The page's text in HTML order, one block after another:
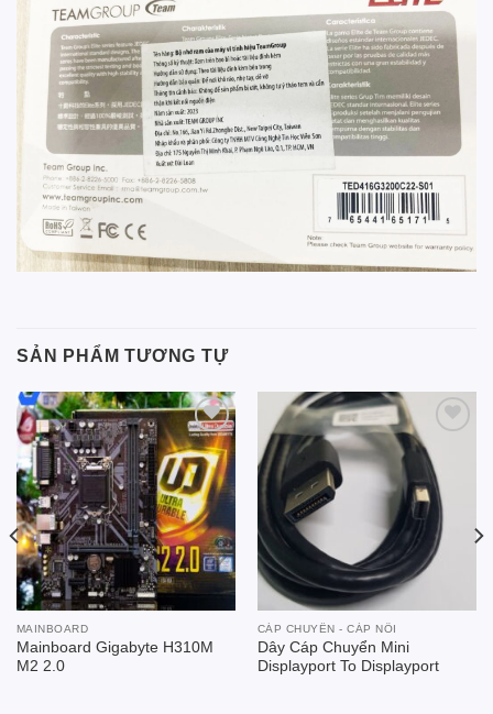
SẢN PHẨM TƯƠNG TỰ
Add to
wishlist
MAINBOARD
Mainboard Gigabyte H310M
M2 2.0
Add to
wishlist
CÁP CHUYỂN - CÁP NỐI
Dây Cáp Chuyển Mini
Displayport To Displayport